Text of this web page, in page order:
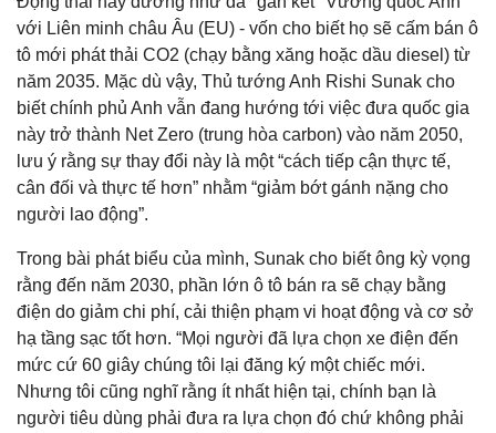
với Liên minh châu Âu (EU) - vốn cho biết họ sẽ cấm bán ô
tô mới phát thải CO2 (chạy bằng xăng hoặc dầu diesel) từ
năm 2035. Mặc dù vậy, Thủ tướng Anh Rishi Sunak cho
biết chính phủ Anh vẫn đang hướng tới việc đưa quốc gia
này trở thành Net Zero (trung hòa carbon) vào năm 2050,
lưu ý rằng sự thay đổi này là một “cách tiếp cận thực tế,
cân đối và thực tế hơn” nhằm “giảm bớt gánh nặng cho
người lao động”.
Trong bài phát biểu của mình, Sunak cho biết ông kỳ vọng
rằng đến năm 2030, phần lớn ô tô bán ra sẽ chạy bằng
điện do giảm chi phí, cải thiện phạm vi hoạt động và cơ sở
hạ tầng sạc tốt hơn. “Mọi người đã lựa chọn xe điện đến
mức cứ 60 giây chúng tôi lại đăng ký một chiếc mới.
Nhưng tôi cũng nghĩ rằng ít nhất hiện tại, chính bạn là
người tiêu dùng phải đưa ra lựa chọn đó chứ không phải